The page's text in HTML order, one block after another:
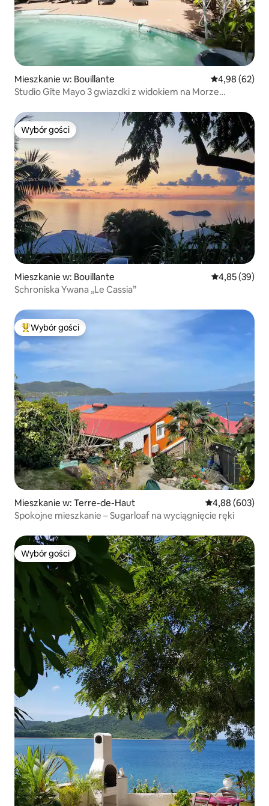
Mieszkanie w: Bouillante Średnia
4,98 (62)
Studio Gîte Mayo 3 gwiazdki z widokiem na Morze
Wybór gości
Wybór gości
Mieszkanie w: Bouillante Średnia
4,85 (39)
Schroniska Ywana „Le Cassia”
Najpopularniejsze z kategorii Wybór gości
Wybór gości
Mieszkanie w: Terre-de-Haut Średnia
4,88 (603)
Spokojne mieszkanie – Sugarloaf na wyciągnięcie ręki
Wybór gości
Wybór gości